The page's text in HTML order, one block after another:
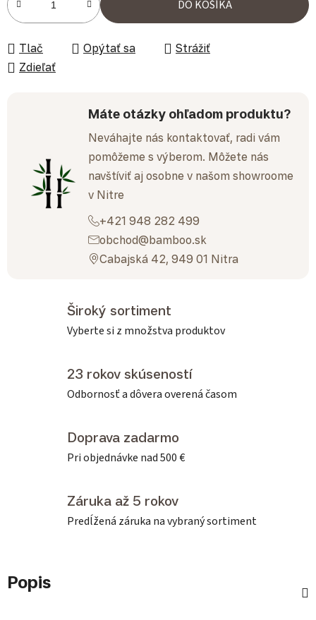
DO KOŠÍKA
Tlač Opýtať sa
Strážiť
Zdieľať
Máte otázky ohľadom produktu?
Neváhajte nás kontaktovať, radi vám
pomôžeme s výberom. Môžete nás
navštíviť aj osobne v našom showroome
v Nitre
+421 948 282 499
obchod@bamboo.sk
Cabajská 42, 949 01 Nitra
Široký sortiment
Vyberte si z množstva produktov
23 rokov skúseností
Odbornosť a dôvera overená časom
Doprava zadarmo
Pri objednávke nad 500 €
Záruka až 5 rokov
Predĺžená záruka na vybraný sortiment
Popis